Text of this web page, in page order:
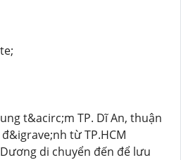
t&acirc;m TP. Dĩ An, thuận
từ TP.HCM
di chuyển đến để lưu